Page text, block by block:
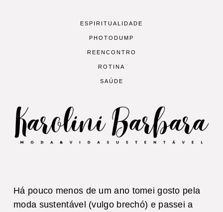
ESPIRITUALIDADE
PHOTODUMP
REENCONTRO
ROTINA
SAÚDE
Há pouco menos de um ano tomei gosto pela
moda sustentável (vulgo brechó) e passei a